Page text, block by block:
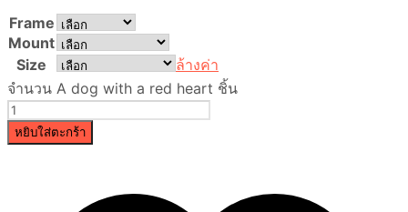
Frame
Mount
Size
ล้างค่า
จำนวน A dog with a red heart ชิ้น
หยิบใส่ตะกร้า